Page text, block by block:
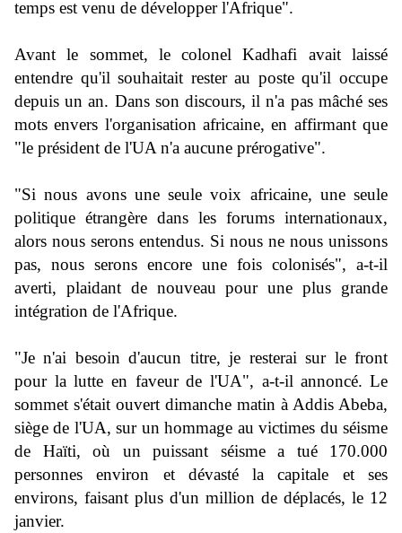
temps est venu de développer l'Afrique".
Avant le sommet, le colonel Kadhafi avait laissé
entendre qu'il souhaitait rester au poste qu'il occupe
depuis un an. Dans son discours, il n'a pas mâché ses
mots envers l'organisation africaine, en affirmant que
"le président de l'UA n'a aucune prérogative".
"Si nous avons une seule voix africaine, une seule
politique étrangère dans les forums internationaux,
alors nous serons entendus. Si nous ne nous unissons
pas, nous serons encore une fois colonisés", a-t-il
averti, plaidant de nouveau pour une plus grande
intégration de l'Afrique.
"Je n'ai besoin d'aucun titre, je resterai sur le front
pour la lutte en faveur de l'UA", a-t-il annoncé. Le
sommet s'était ouvert dimanche matin à Addis Abeba,
siège de l'UA, sur un hommage au victimes du séisme
de Haïti, où un puissant séisme a tué 170.000
personnes environ et dévasté la capitale et ses
environs, faisant plus d'un million de déplacés, le 12
janvier.